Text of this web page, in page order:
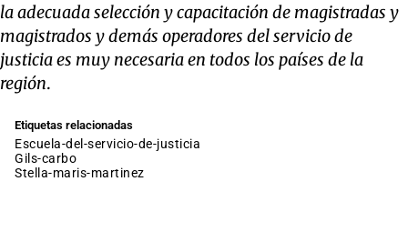
la adecuada selección y capacitación de magistradas y
magistrados y demás operadores del servicio de
justicia es muy necesaria en todos los países de la
región.
Etiquetas relacionadas
escuela-del-servicio-de-justicia
gils-carbo
stella-maris-martinez